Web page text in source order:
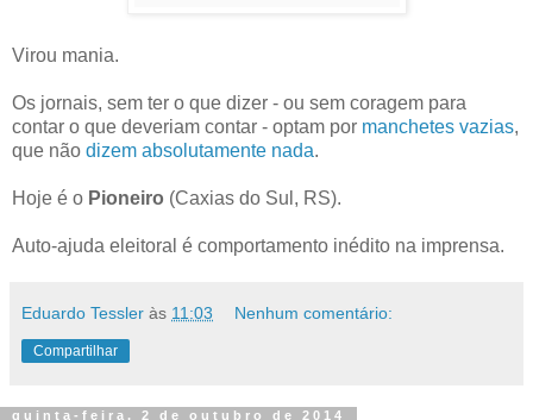
Virou mania.
Os jornais, sem ter o que dizer - ou sem coragem para
contar o que deveriam contar - optam por manchetes vazias,
que não dizem absolutamente nada.
Hoje é o Pioneiro (Caxias do Sul, RS).
Auto-ajuda eleitoral é comportamento inédito na imprensa.
Eduardo Tessler às 11:03 Nenhum comentário:
Compartilhar
quinta-feira, 2 de outubro de 2014